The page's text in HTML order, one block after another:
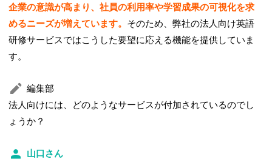
企業の意識が高まり、社員の利用率や学習成果の可視化を求
めるニーズが増えています。 そのため、弊社の法人向け英語
研修サービスではこうした要望に応える機能を提供していま
す。
編集部
法人向けには、どのようなサービスが付加されているのでし
ょうか？
山口さん